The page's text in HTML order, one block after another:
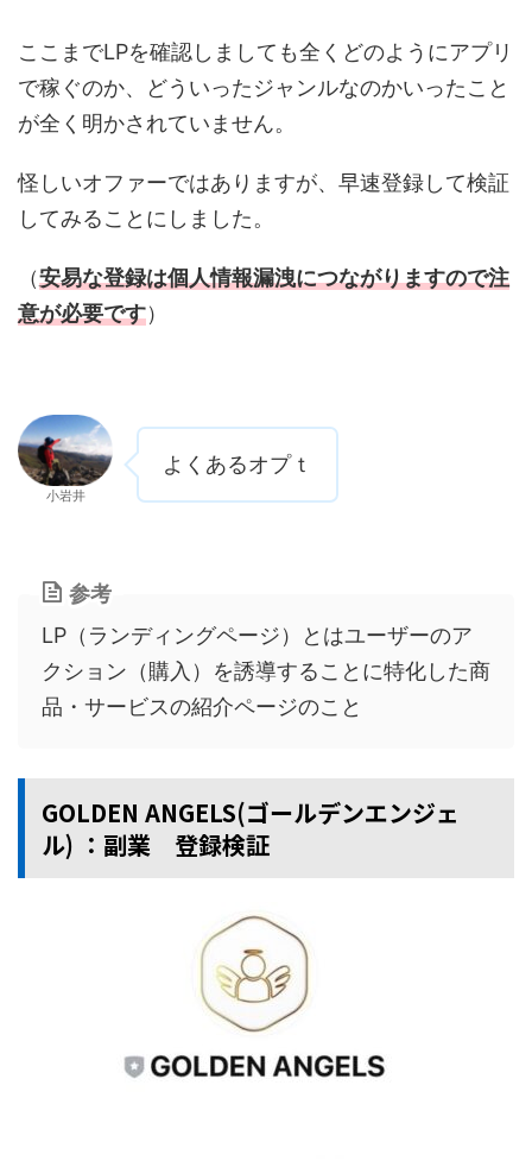
ここまでLPを確認しましても全くどのようにアプリ
で稼ぐのか、どういったジャンルなのかいったこと
が全く明かされていません。
怪しいオファーではありますが、早速登録して検証
してみることにしました。
（安易な登録は個人情報漏洩につながりますので注
意が必要です）
小岩井
よくあるオプｔ
参考
LP（ランディングページ）とはユーザーのア
クション（購入）を誘導することに特化した商
品・サービスの紹介ページのこと
GOLDEN ANGELS(ゴールデンエンジェ
ル) ：副業 登録検証